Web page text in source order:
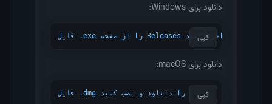
دانلود برای Windows:
کپی
فایل .exe را از صفحه Releases دانلود و اجرا کنید
دانلود برای macOS:
کپی فایل .dmg را دانلود و نصب کنید